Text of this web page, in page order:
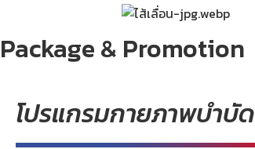
Package & Promotion
โปรแกรมกายภาพบำบัด